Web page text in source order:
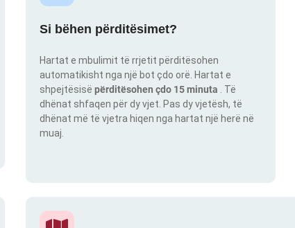
Si bëhen përditësimet?
Hartat e mbulimit të rrjetit përditësohen
automatikisht nga një bot çdo orë. Hartat e
shpejtësisë përditësohen çdo 15 minuta
. Të
dhënat shfaqen për dy vjet. Pas dy vjetësh, të
dhënat më të vjetra hiqen nga hartat një herë në
muaj.